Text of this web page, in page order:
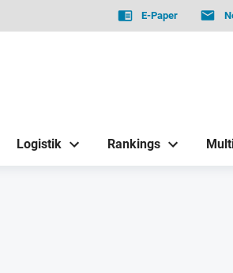
E-Paper
Logistik Rankings